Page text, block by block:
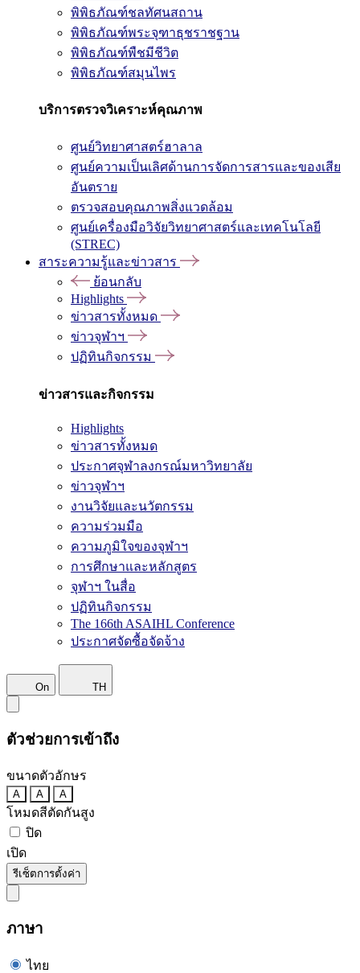
พิพิธภัณฑ์ชลทัศนสถาน
พิพิธภัณฑ์พระจุฑาธุชราชฐาน
พิพิธภัณฑ์พืชมีชีวิต
พิพิธภัณฑ์สมุนไพร
บริการตรวจวิเคราะห์คุณภาพ
ศูนย์วิทยาศาสตร์ฮาลาล
ศูนย์ความเป็นเลิศด้านการจัดการสารและของเสีย
อันตราย
ตรวจสอบคุณภาพสิ่งแวดล้อม
ศูนย์เครื่องมือวิจัยวิทยาศาสตร์และเทคโนโลยี
(STREC)
สาระความรู้และข่าวสาร
ย้อนกลับ
Highlights
ข่าวสารทั้งหมด
ข่าวจุฬาฯ
ปฏิทินกิจกรรม
ข่าวสารและกิจกรรม
Highlights
ข่าวสารทั้งหมด
ประกาศจุฬาลงกรณ์มหาวิทยาลัย
ข่าวจุฬาฯ
งานวิจัยและนวัตกรรม
ความร่วมมือ
ความภูมิใจของจุฬาฯ
การศึกษาและหลักสูตร
จุฬาฯ ในสื่อ
ปฏิทินกิจกรรม
The 166th ASAIHL Conference
ประกาศจัดซื้อจัดจ้าง
On TH
ตัวช่วยการเข้าถึง
ขนาดตัวอักษร
A A A
โหมดสีตัดกันสูง
ปิด
เปิด
รีเซ็ตการตั้งค่า
ภาษา
ไทย